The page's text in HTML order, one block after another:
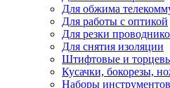
Для обжима
Для работы с оптикой
Для резки
Для снятия изоляции
Штифтовые и
Кусачки, бокорезы,
Наборы инструментов